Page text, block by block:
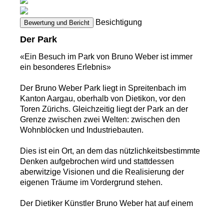
Bewertung und Bericht Besichtigung
Der Park
«Ein Besuch im Park von Bruno Weber ist immer
ein besonderes Erlebnis»
Der Bruno Weber Park liegt in Spreitenbach im
Kanton Aargau, oberhalb von Dietikon, vor den
Toren Zürichs. Gleichzeitig liegt der Park an der
Grenze zwischen zwei Welten: zwischen den
Wohnblöcken und Industriebauten.
Dies ist ein Ort, an dem das nützlichkeitsbestimmte
Denken aufgebrochen wird und stattdessen
aberwitzige Visionen und die Realisierung der
eigenen Träume im Vordergrund stehen.
Der Dietiker Künstler Bruno Weber hat auf einem